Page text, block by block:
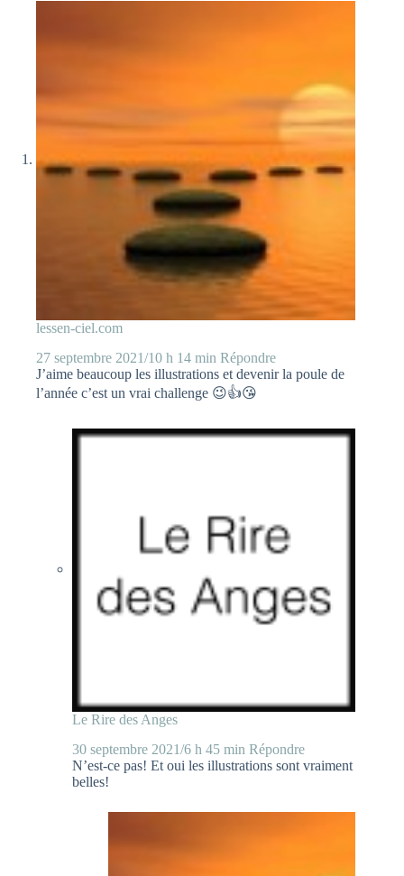
lessen-ciel.com
27 septembre 2021/10 h 14 min Répondre
J’aime beaucoup les illustrations et devenir la poule de
l’année c’est un vrai challenge 😉👍😘
Le Rire des Anges
30 septembre 2021/6 h 45 min Répondre
N’est-ce pas! Et oui les illustrations sont vraiment
belles!